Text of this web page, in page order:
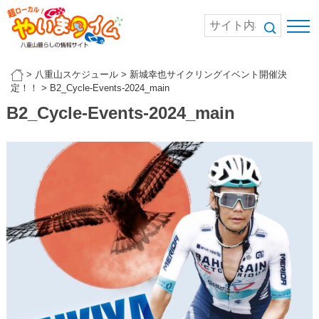
> 八重山スケジュール> 新城幸也サイクリングイベント開催決
定！！ > B2_Cycle-Events-2024_main
B2_Cycle-Events-2024_main